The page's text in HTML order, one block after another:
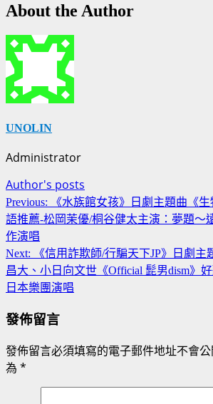
About the Author
UNOLIN
Administrator
Author's posts
Continue
Reading
Previous: 《水族館女孩》日劇主題曲《
語推薦-松岡茉優/桐谷健太主演：夢題～
作演唱
Next: 《信用詐欺師/行騙天下JP》日劇主
昌大、小日向文世《Official 髭男dism》
日本樂團演唱
發佈留言
發佈留言必須填寫的電子郵件地址不會公
為 *